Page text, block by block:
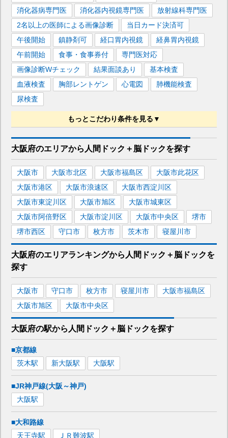
消化器病専門医
消化器内視鏡専門医
放射線科専門医
2名以上の医師による画像診断
当日カード決済可
午後開始
鎮静剤可 経口胃内視鏡
経鼻胃内視鏡
午前開始
食事・食事券付
専門医対応
画像診断Wチェック
結果面談あり
基本検査
血液検査
胸部レントゲン 心電図
肺機能検査
尿検査
もっとこだわり条件を見る▼
便潜血検査
胃カメラ（胃内視鏡）
胃バリウム（胃透視）
マンモグラフィー
頸動脈エコー
乳腺エコー 心臓エコー
腹部エコー
経膣エコー
頭部MRI・MRA 頭部MRI
頭部MRA
頸部MRA
胸部CT 上腹部CT
子宮頸部細胞診
喀痰細胞診
腫瘍マーカー
動脈硬化検査
認知症検査
肝炎ウィルス検査
甲状腺血液検査
骨密度検査
大阪府のエリアから 人間ドック＋脳ドックを探す
大阪市 大阪市北区 大阪市福島区
大阪市此花区
大阪市港区
大阪市浪速区
大阪市西淀川区
大阪市東淀川区
大阪市旭区
大阪市城東区
大阪市阿倍野区
大阪市淀川区 大阪市中央区
堺市
堺市西区
守口市 枚方市 茨木市 寝屋川市
大阪府のエリアランキングから 人間ドック＋脳ドックを
探す
大阪市 守口市 枚方市 寝屋川市
大阪市福島区
大阪市旭区
大阪市中央区
大阪府の駅から 人間ドック＋脳ドックを探す
■京都線
茨木駅 新大阪駅 大阪駅
■JR神戸線(大阪～神戸)
大阪駅
■大和路線
天王寺駅 ＪＲ難波駅